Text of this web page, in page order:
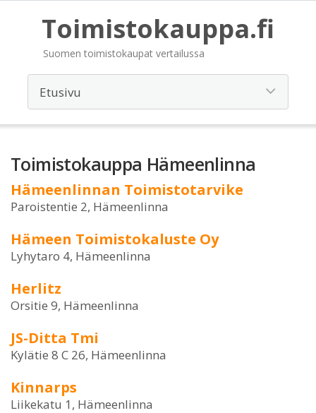
Toimistokauppa.fi
Suomen toimistokaupat vertailussa
Toimistokauppa Hämeenlinna
Hämeenlinnan Toimistotarvike
Paroistentie 2, Hämeenlinna
Hämeen Toimistokaluste Oy
Lyhytaro 4, Hämeenlinna
Herlitz
Orsitie 9, Hämeenlinna
JS-Ditta Tmi
Kylätie 8 C 26, Hämeenlinna
Kinnarps
Liikekatu 1, Hämeenlinna